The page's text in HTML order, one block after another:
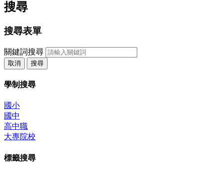
搜尋
搜尋表單
關鍵詞搜尋
取消 搜尋
學制搜尋
國小
國中
高中職
大專院校
標籤搜尋